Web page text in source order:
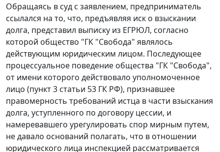
Обращаясь в суд с заявлением, предприниматель
ссылался на то, что, предъявляя иск о взыскании
долга, представил выписку из ЕГРЮЛ, согласно
которой общество "ГК "Свобода" являлось
действующим юридическим лицом. Последующее
процессуальное поведение общества "ГК "Свобода",
от имени которого действовало уполномоченное
лицо (пункт 3 статьи 53 ГК РФ), признавшее
правомерность требований истца в части взыскания
долга, уступленного по договору цессии, и
намеревавшего урегулировать спор мирным путем,
не давало оснований полагать, что в отношении
юридического лица инспекцией рассматривается